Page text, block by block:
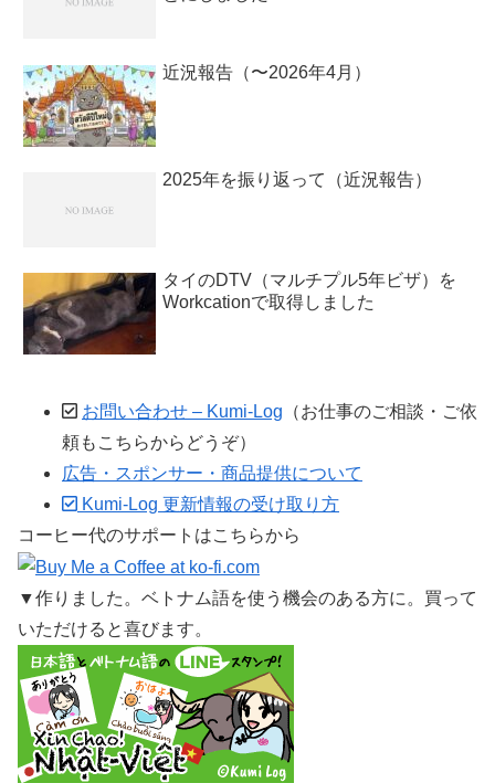
近況報告（〜2026年4月）
2025年を振り返って（近況報告）
タイのDTV（マルチプル5年ビザ）を
Workcationで取得しました
お問い合わせ – Kumi-Log （お仕事のご相談・ご依
頼もこちらからどうぞ）
広告・スポンサー・商品提供について
Kumi-Log 更新情報の受け取り方
コーヒー代のサポートはこちらから
▼作りました。ベトナム語を使う機会のある方に。買って
いただけると喜びます。